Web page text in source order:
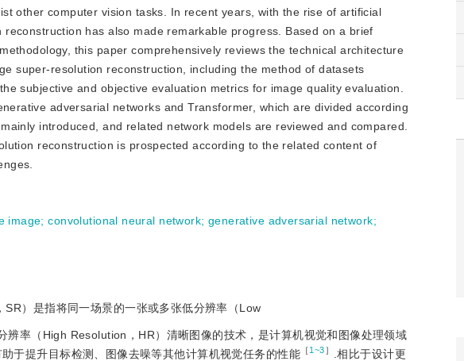
other computer vision tasks. In recent years, with the rise of artificial
has also made remarkable progress. Based on a brief
this paper comprehensively reviews the technical architecture
super-resolution reconstruction, including the method of datasets
subjective and objective evaluation metrics for image quality evaluation.
adversarial networks and Transformer, which are divided according
introduced, and related network models are reviewed and compared.
reconstruction is prospected according to the related content of
image;convolutional neural network; generative adversarial network;
）是指将同一场景的一张或多张低分辨率（Low
率（High Resolution，HR）清晰图像的技术，是计算机视觉和图像处理领域
于提升目标检测、图像去噪等其他计算机视觉任务的性能［1~3］
.相比于设计更